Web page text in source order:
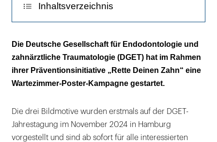
Inhaltsverzeichnis
Erweiterung der Präventionsinitiative
Fokus auf Patientenaufklärung und
Handlungsempfehlungen
Die Deutsche Gesellschaft für Endodontologie und
zahnärztliche Traumatologie (DGET) hat im Rahmen
ihrer Präventionsinitiative „Rette Deinen Zahn“ eine
Wartezimmer-Poster-Kampagne gestartet.
Die drei Bildmotive wurden erstmals auf der DGET-
Jahrestagung im November 2024 in Hamburg
vorgestellt und sind ab sofort für alle interessierten